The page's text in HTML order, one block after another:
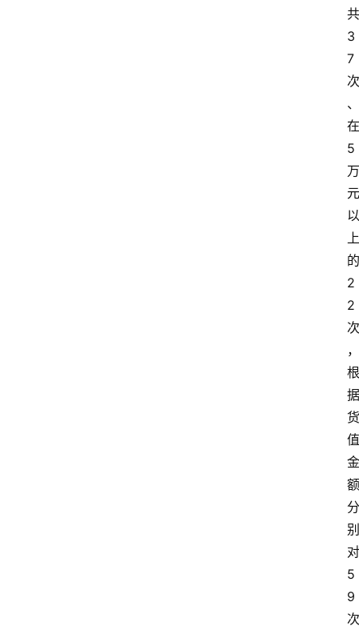
共
3
7
次
、
在
5
万
元
以
上
的
2
2
次
，
根
据
货
值
金
额
分
别
对
5
9
次